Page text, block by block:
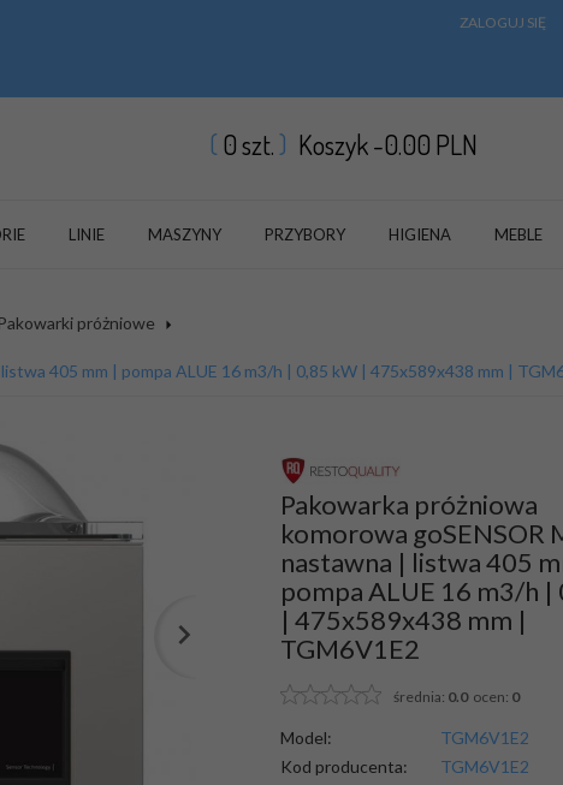
ZALOGUJ SIĘ
0szt. Koszyk -0.00 PLN
LINIE MASZYNY PRZYBORY HIGIENA MEBLE
Pakowarki próżniowe
405 mm | pompa ALUE 16 m3/h | 0,85 kW | 475x589x438 mm |
Pakowarka próżniowa
komorowa goSENSOR
nastawna | listwa 405
pompa ALUE 16 m3/h |
| 475x589x438 mm |
TGM6V1E2
średnia: 0.0ocen: 0
Model:
TGM6V1E2
Kod producenta:
TGM6V1E2